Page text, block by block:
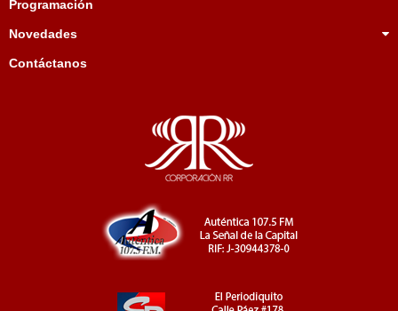
Programación
Novedades
Contáctanos